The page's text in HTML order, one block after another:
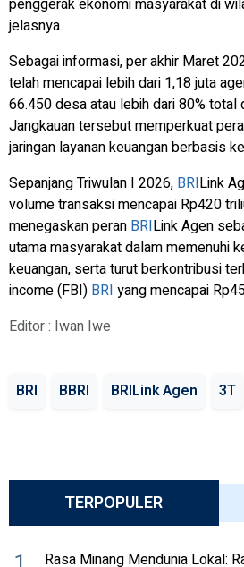
penggerak ekonomi masyarakat di
jelasnya.
Sebagai informasi, per akhir Maret
telah mencapai lebih dari 1,18 juta
66.450 desa atau lebih dari 80% total
Jangkauan tersebut memperkuat
jaringan layanan keuangan berbasis
Sepanjang Triwulan I 2026, BRILink
volume transaksi mencapai Rp420
menegaskan peran BRILink Agen
utama masyarakat dalam memenuhi
keuangan, serta turut berkontribusi
income (FBI) BRI yang mencapai
Editor : Iwan Iwe
BRI BBRI BRILink Agen 3T
TERPOPULER
Rasa Minang Mendunia Lokal: